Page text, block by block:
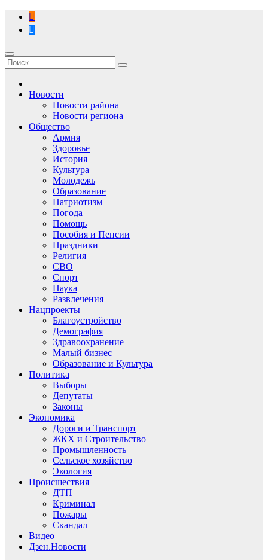
Перейти
содержимому
Новости
Новости района
Новости региона
Общество
Армия
Здоровье
История
Культура
Молодежь
Образование
Патриотизм
Погода
Помощь
Пособия и Пенсии
Праздники
Религия
СВО
Спорт
Наука
Развлечения
Нацпроекты
Благоустройство
Демография
Здравоохранение
Малый бизнес
Образование и Культура
Политика
Выборы
Депутаты
Законы
Экономика
Дороги и Транспорт
ЖКХ и Строительство
Промышленность
Сельское хозяйство
Экология
Происшествия
ДТП
Криминал
Пожары
Скандал
Видео
Дзен.Новости